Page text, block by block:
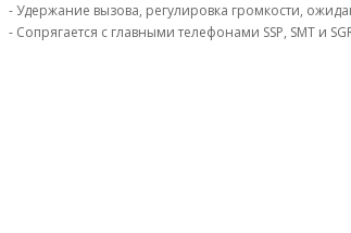
- Удержание вызова, регулировка громкости,
- Сопрягается с главными телефонами SSP, SMT и